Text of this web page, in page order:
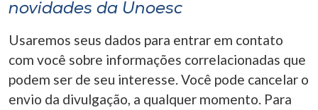
novidades da Unoesc
Usaremos seus dados para entrar em contato
com você sobre informações correlacionadas que
podem ser de seu interesse. Você pode cancelar o
envio da divulgação, a qualquer momento. Para